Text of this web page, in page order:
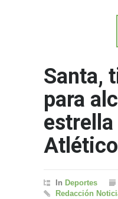
Santa,
para
estrella
In Deportes
Redacción